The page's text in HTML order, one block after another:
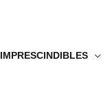
IMPRESCINDIBLES